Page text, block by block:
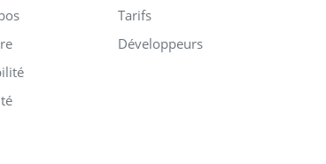
Tarifs
Développeurs